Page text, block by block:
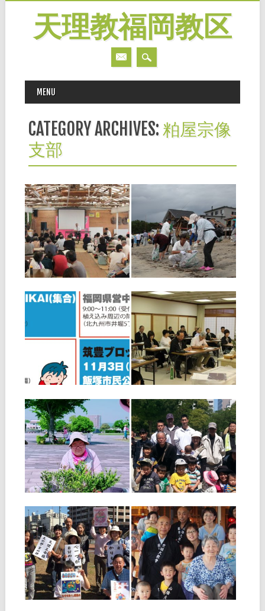
天理教福岡教区
MAIN MENU
MENU
CATEGORY ARCHIVES:粕屋宗像
支部
2018.10.03
時報手配りひのきし
ん者の集い（中央・
北部・南部）
◆中央ブロック ビーチハウス
内で天理時報手配りひのきし
ん者の集いが開催されまし
た。 数日前に最終の下見に行
くと、問題発生！ 明る過ぎ
デオがスクリーンに映らな
い。ツルツルのボードを仕入
れたり、天井
▶
第16回ひのきしんの
集い開催！（中央ブ
ロック）
■中央ブロック ９月１日、ビ
ーチハウスSAIKAIにて、第16
回ひのきしんの集い中央ブロ
ック大会が開催されました。
当日は開始前から時折強い雨
によりひのきしんの実施が危
ぶまれましたが
▶
2018.08.05
第16回ひのきしんの
2018.07.03
中央ブロックで「葬
儀勉強会」開催！
６月９日、教務支庁において
中央ブロック主催の葬儀勉強
会を開催し、23名が参加しま
した。 ブロック内で葬儀を学
びたい、勉強したいという要
望があり、祭事部にお願いし
シスタン
▶
2018.06.02
第4回 写真コンテス
ト大賞発表！
「全教一斉ひのきしんデー」
に伴い、福岡教区広報部では
「第4回 写真コンテスト」を
開催し、受賞者が決定しまし
たので、お知らせいたしま
す。 また、ご参加いただきま
した皆様方には、心よりお礼
ざいました
▶
2018.06.02
ファミリーハートク
リーンキャンペーン
開催！
福岡教区中央ブロック青年会
は５月５日（土）、ブロック
管内５支部合同で「ファミリ
ーハートクリーンキャンペー
ン」を開催。大人19名、少年
した。 この活動は、前日まで
開催されていた「博多どんた
く港
▶
2017.10.05
全教一斉にをいがけ
デー 開催
◆粕屋宗像支部 私の参加した
粕屋組北部は、28日、粕屋組
南部と合同で、ＪＲ福工大前
駅周辺において路傍講演、リ
ーフレット配りを行いまし
た。早朝は前日からの雨で心
配されましたが、午前11時の
▶
2017.08.06
粕屋宗像支部で「少
年会おとまり会」開
催！
7月1日（土）～2日（日）に
かけ元勝分教会を会場に支部
少年会おとまり会を開催。真
夏の気候の中、少年会員12
名、育成会員10名の合計22名
▶